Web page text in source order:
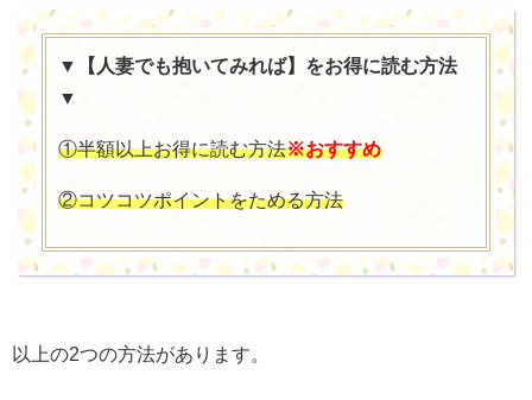
▼【人妻でも抱いてみれば】をお得に読む方法
▼
①半額以上お得に読む方法※おすすめ
②コツコツポイントをためる方法
以上の2つの方法があります。